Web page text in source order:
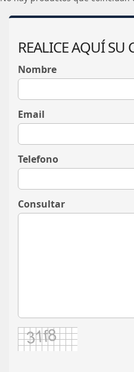
REALICE AQUÍ SU
Nombre
Email
Telefono
Consultar